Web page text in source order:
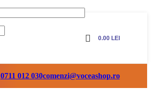
0.00 LEI
0711 012 030comenzi@voceashop.ro